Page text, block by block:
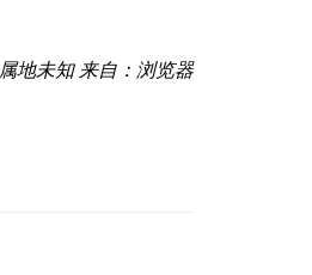
属地未知 来自：浏览器